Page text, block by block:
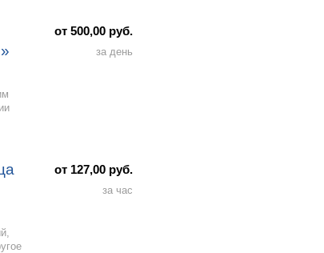
от 500,00 руб.
за день
от 127,00 руб.
за час